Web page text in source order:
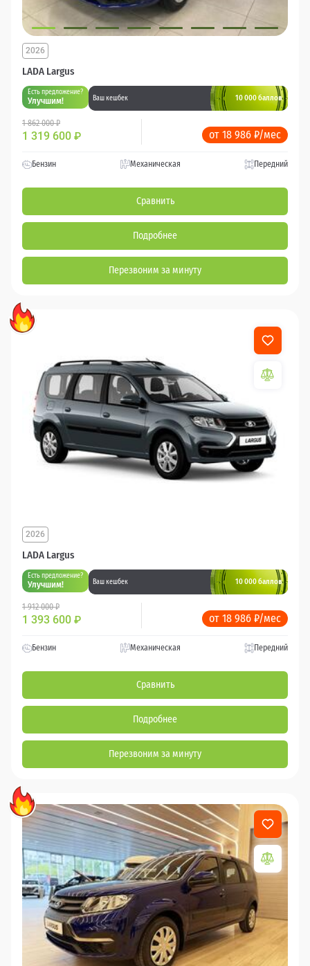
LADA Largus
2026
Есть предложение?
Улучшим! Ваш кешбек 10 000 баллов
1 862 000 ₽
1 319 600 ₽ от 18 986 ₽/мес
Бензин Механическая Передний
Сравнить
Подробнее
Перезвоним за минуту
LADA Largus
2026
Есть предложение?
Улучшим! Ваш кешбек 10 000 баллов
1 912 000 ₽
1 393 600 ₽ от 18 986 ₽/мес
Бензин Механическая Передний
Сравнить
Подробнее
Перезвоним за минуту